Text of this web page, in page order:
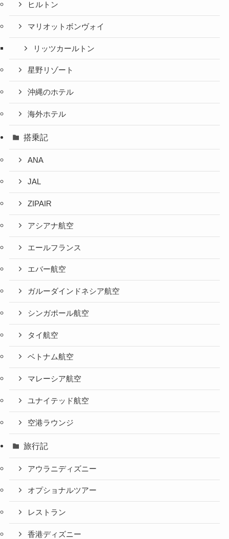
ヒルトン
マリオットボンヴォイ
リッツカールトン
星野リゾート
沖縄のホテル
海外ホテル
搭乗記
ANA
JAL
ZIPAIR
アシアナ航空
エールフランス
エバー航空
ガルーダインドネシア航空
シンガポール航空
タイ航空
ベトナム航空
マレーシア航空
ユナイテッド航空
空港ラウンジ
旅行記
アウラニディズニー
オプショナルツアー
レストラン
香港ディズニー